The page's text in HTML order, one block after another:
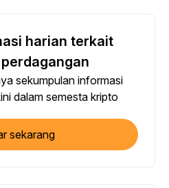
harian terkait
sekumpulan informasi
dalam semesta kripto
sekarang